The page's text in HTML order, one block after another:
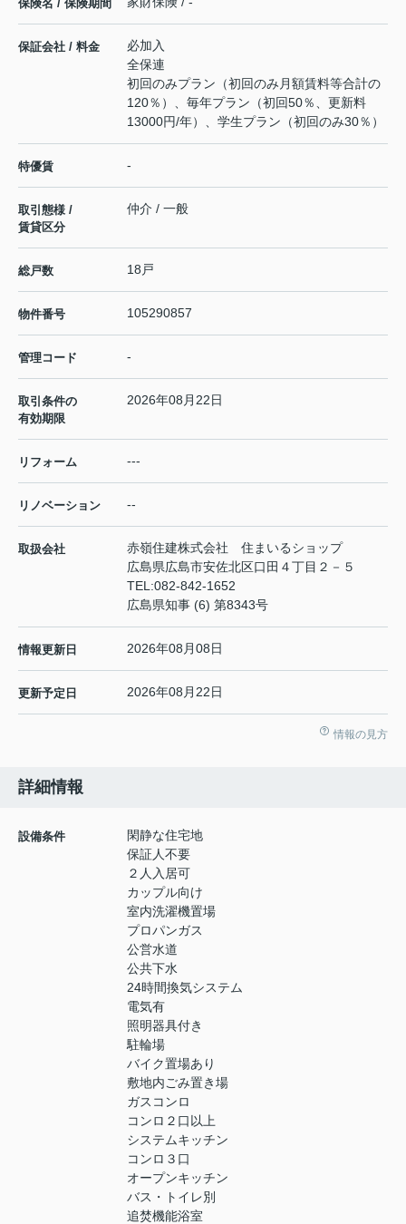
保険名 / 保険期間
保証会社 / 料金
必加入
全保連
初回のみプラン（初回のみ月額賃料等合計の
120％）、毎年プラン（初回50％、更新料
13000円/年）、学生プラン（初回のみ30％）
特優賃 -
取引態様 /
賃貸区分
仲介 / 一般
総戸数 18戸
物件番号 105290857
管理コード -
取引条件の
有効期限
2026年08月22日
リフォーム ---
リノベーション --
取扱会社
赤嶺住建株式会社 住まいるショップ
広島県広島市安佐北区口田４丁目２－５
TEL:082-842-1652
広島県知事 (6) 第8343号
情報更新日 2026年08月08日
更新予定日 2026年08月22日
情報の見方
詳細情報
設備条件
閑静な住宅地
保証人不要
２人入居可
カップル向け
室内洗濯機置場
プロパンガス
公営水道
公共下水
24時間換気システム
電気有
照明器具付き
駐輪場
バイク置場あり
敷地内ごみ置き場
ガスコンロ
コンロ２口以上
システムキッチン
コンロ３口
オープンキッチン
バス・トイレ別
追焚機能浴室